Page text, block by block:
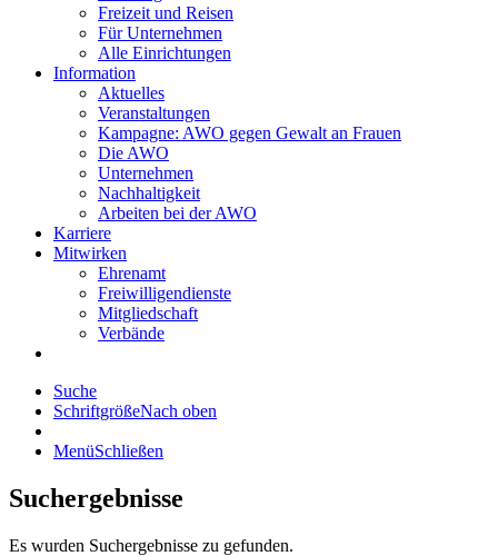
Freizeit und Reisen
Für Unternehmen
Alle Einrichtungen
Information
Aktuelles
Veranstaltungen
Kampagne: AWO gegen Gewalt an Frauen
Die AWO
Unternehmen
Nachhaltigkeit
Arbeiten bei der AWO
Karriere
Mitwirken
Ehrenamt
Freiwilligendienste
Mitgliedschaft
Verbände
Suche
SchriftgrößeNach oben
MenüSchließen
Suchergebnisse
Es wurden Suchergebnisse zu gefunden.